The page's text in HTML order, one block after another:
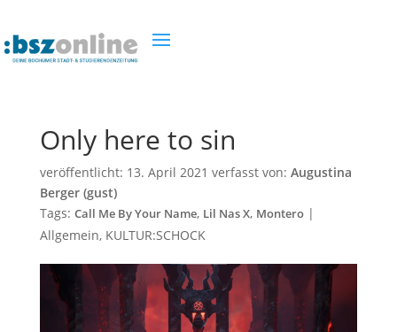
Only here to sin
veröffentlicht: 13. April 2021 verfasst von: Augustina
Berger (gust)
Tags: Call Me By Your Name, Lil Nas X, Montero|
Allgemein, KULTUR:SCHOCK